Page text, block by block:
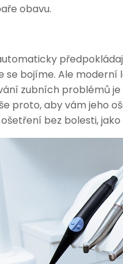
obavu.
se bojíme. Ale
zubních problémů
proto, aby vám jeho
ošetření bez bolesti,